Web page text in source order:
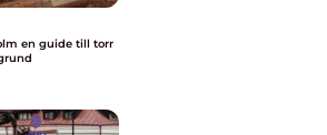
torr